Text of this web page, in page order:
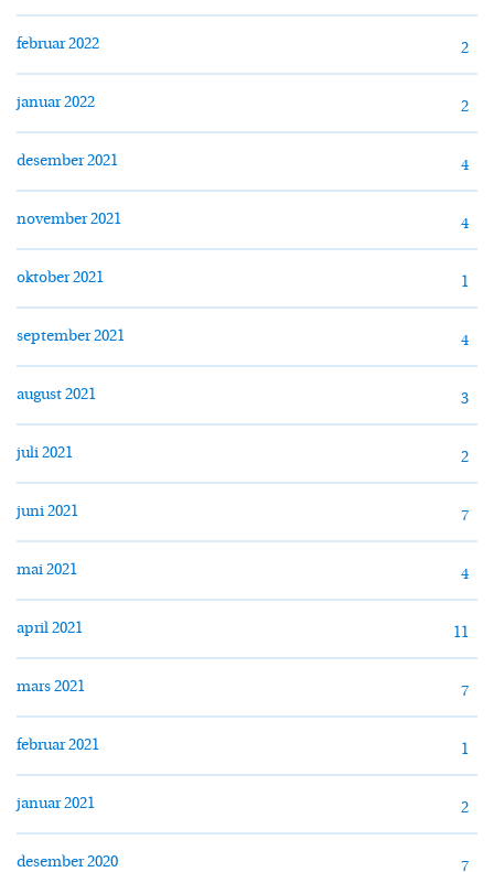
februar 2022 2
januar 2022 2
desember 2021 4
november 2021 4
oktober 2021 1
september 2021 4
august 2021 3
juli 2021 2
juni 2021 7
mai 2021 4
april 2021 11
mars 2021 7
februar 2021 1
januar 2021 2
desember 2020 7